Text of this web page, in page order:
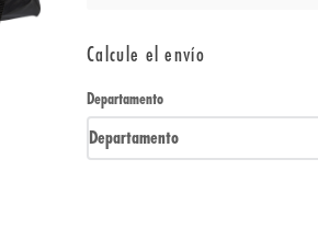
Calcule el envío
Departamento
Departamento